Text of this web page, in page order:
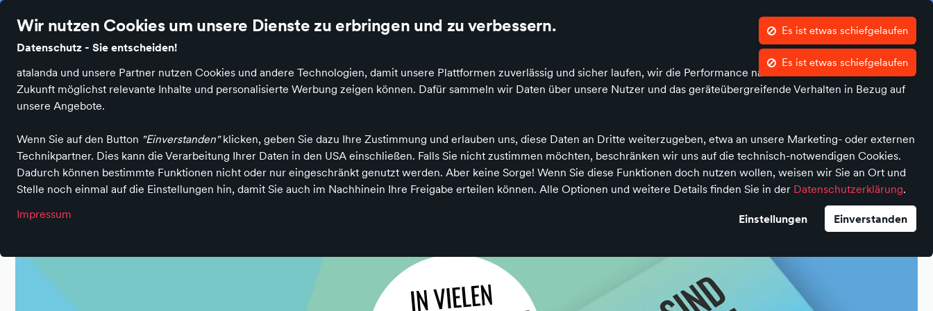
Wir nutzen Cookies um unsere Dienste zu erbringen und zu verbessern.
Datenschutz - Sie entscheiden!
atalanda und unsere Partner nutzen Cookies und andere Technologien, damit unsere Plattformen zuverlässig und sicher laufen, wir die Performance nachvollziehen und Ihnen in
Zukunft möglichst relevante Inhalte und personalisierte Werbung zeigen können. Dafür sammeln wir Daten über unsere Nutzer und das geräteübergreifende Verhalten in Bezug auf
unsere Angebote.
Wenn Sie auf den Button "Einverstanden"klicken, geben Sie dazu Ihre Zustimmung und erlauben uns, diese Daten an Dritte weiterzugeben, etwa an unsere Marketing- oder externen
Technikpartner. Dies kann die Verarbeitung Ihrer Daten in den USA einschließen. Falls Sie nicht zustimmen möchten, beschränken wir uns auf die technisch-notwendigen Cookies.
Dadurch können bestimmte Funktionen nicht oder nur eingeschränkt genutzt werden. Aber keine Sorge! Wenn Sie diese Funktionen doch nutzen wollen, weisen wir Sie an Ort und
Stelle noch einmal auf die Einstellungen hin, damit Sie auch im Nachhinein Ihre Freigabe erteilen können. Alle Optionen und weitere Details finden Sie in der Datenschutzerklärung.
Impressum
Einstellungen Einverstanden
Mein Konto Wunschliste Warenkorb
Produktkategorien Parken
Entdecke Bochums Vielfalt
jetzt digital!
Entdecke Bochums Vielfalt
jetzt digital!
Entdecke Bochums Vielfalt
jetzt digital!
Entdecke Bochums Vielfalt
jetzt digital!
Entdecke Bochums Vielfalt
jetzt digital!
Entdecke Bochums Vielfalt
jetzt digital!